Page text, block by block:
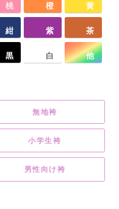
桃 橙 黄
紺 紫 茶
黒 白 他
無地袴
小学生袴
男性向け袴